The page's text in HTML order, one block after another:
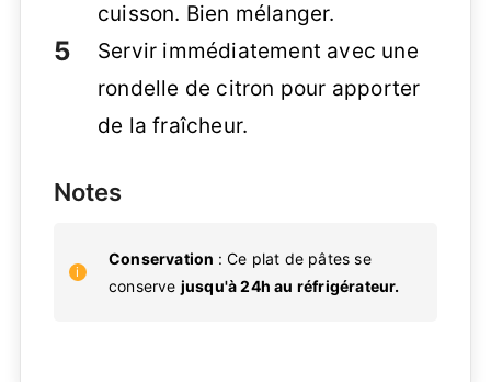
cuisson. Bien mélanger.
Servir immédiatement avec une
rondelle de citron pour apporter
de la fraîcheur.
Notes
Conservation : Ce plat de pâtes se
conserve jusqu'à 24h au réfrigérateur.